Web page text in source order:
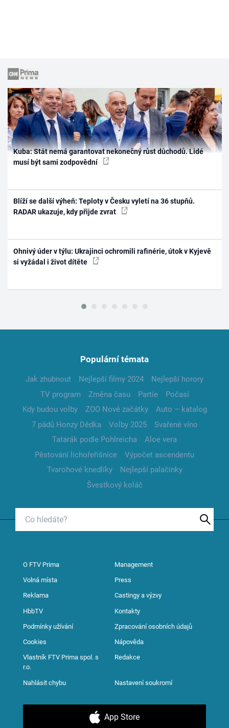
Kuba: Stát nemá garantovat nekonečný růst důchodů. Lidé
musí být sami zodpovědní
Blíží se další výheň: Teploty v Česku vyletí na 36 stupňů.
RADAR ukazuje, kdy přijde zvrat
Ohnivý úder v týlu: Ukrajinci ochromili rafinérie, útok v Kyjevě
si vyžádal i život dítěte
Populární témata
Jak zhubnout Nejlepší filmy 2024
Nejlepší horory
TV program
Změna času Partie
Počasí
Kdy budou volby
ZOO Nové začátky
Auto – katalog
7 pádů Honzy Dědka
Volby 2025
Svařené víno
Tatarák podle Pohlreicha
Aloe vera
Pěstování lichořeřišnice
Výpočet ascendentu
Tvarohové knedlíky
Nejlepší palačinky
Švestkový koláč
O FTV Prima Management
Volná místa Press
Reklama Castingy a výzvy
HbbTV Kontakty
Podmínky užívání Zpracování osobních údajů
Cookies Nápověda
Vlastník FTV Prima spol. s
r.o.
Redakce
Nahlásit chybu Nastavení soukromí
App Store